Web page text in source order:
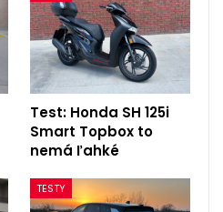
Test: Honda SH 125i
Smart Topbox to
nemá ľahké
TESTY